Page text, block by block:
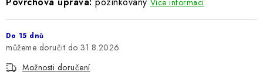
B2B - VELKOOBCHOD
NAPIŠTE NÁM
Více informací
Do 15 dnů
31.8.2026
Možnosti doručení